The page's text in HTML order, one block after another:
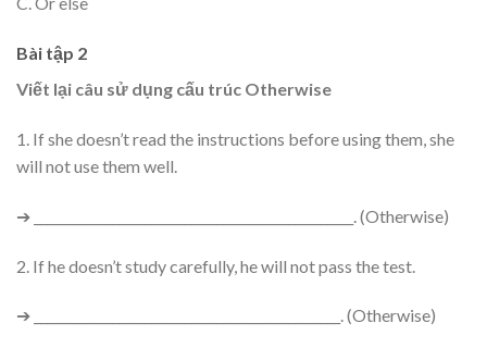
Bài tập 2
Viết lại câu sử dụng cấu trúc Otherwise
1. If she doesn’t read the instructions before using them, she
will not use them well.
➔ _________________________________________________. (Otherwise)
2. If he doesn’t study carefully, he will not pass the test.
➔ _______________________________________________. (Otherwise)